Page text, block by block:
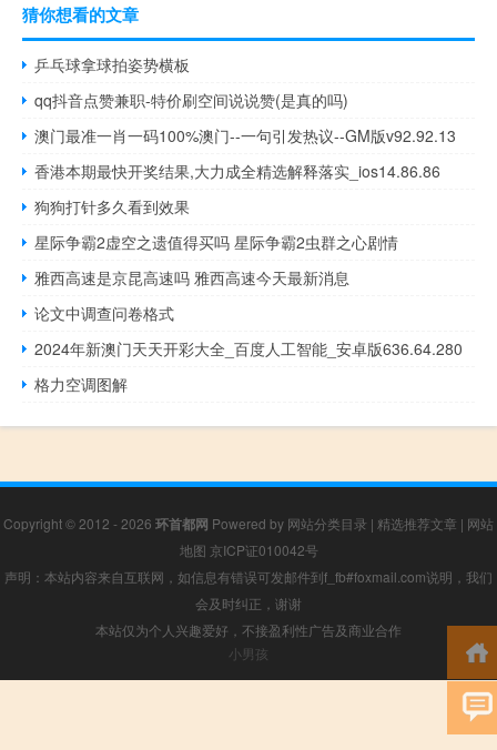
猜你想看的文章
乒乓球拿球拍姿势横板
qq抖音点赞兼职-特价刷空间说说赞(是真的吗)
澳门最准一肖一码100%澳门--一句引发热议--GM版v92.92.13
香港本期最快开奖结果,大力成全精选解释落实_ios14.86.86
狗狗打针多久看到效果
星际争霸2虚空之遗值得买吗 星际争霸2虫群之心剧情
雅西高速是京昆高速吗 雅西高速今天最新消息
论文中调查问卷格式
2024年新澳门天天开彩大全_百度人工智能_安卓版636.64.280
格力空调图解
Copyright © 2012 - 2026 环首都网 Powered by 网站分类目录 | 精选推荐文章 | 网站
地图 京ICP证010042号
声明：本站内容来自互联网，如信息有错误可发邮件到f_fb#foxmail.com说明，我们
会及时纠正，谢谢
本站仅为个人兴趣爱好，不接盈利性广告及商业合作
小男孩